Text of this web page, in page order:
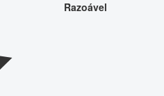
Razoável